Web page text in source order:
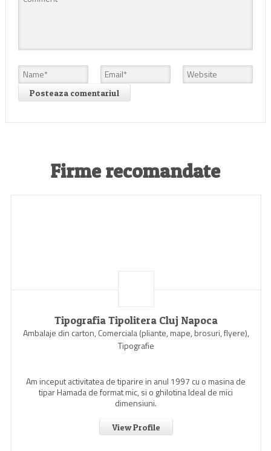
Firme recomandate
Tipografia Tipolitera Cluj Napoca
Ambalaje din carton, Comerciala (pliante, mape, brosuri, flyere),
Tipografie
Am inceput activitatea de tiparire in anul 1997 cu o masina de
tipar Hamada de format mic, si o ghilotina Ideal de mici
dimensiuni.
View Profile